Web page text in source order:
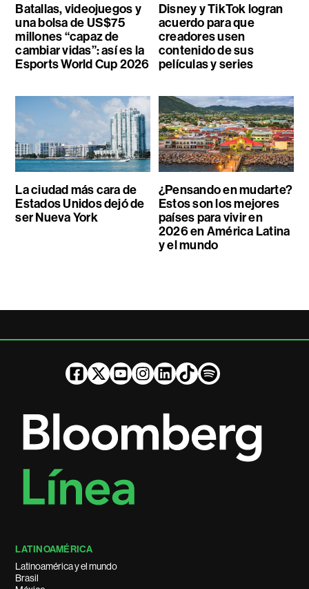
Batallas, videojuegos y
una bolsa de US$75
millones “capaz de
cambiar vidas”: así es la
Esports World Cup 2026
Disney y TikTok logran
acuerdo para que
creadores usen
contenido de sus
películas y series
La ciudad más cara de
Estados Unidos dejó de
ser Nueva York
¿Pensando en mudarte?
Estos son los mejores
países para vivir en
2026 en América Latina
y el mundo
LATINOAMÉRICA
Latinoamérica y el mundo
Brasil